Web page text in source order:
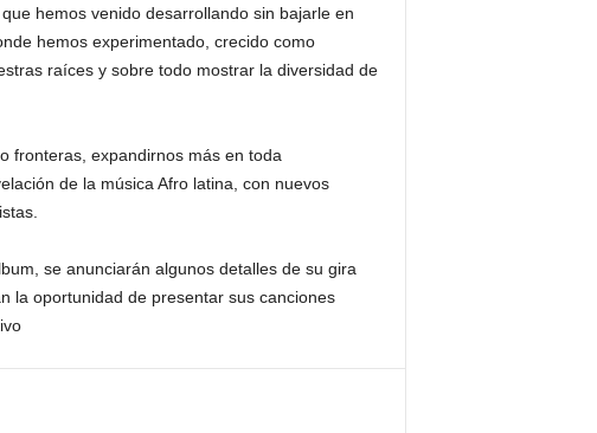
hemos venido desarrollando sin bajarle en
hemos experimentado, crecido como
raíces y sobre todo mostrar la diversidad de
fronteras, expandirnos más en toda
de la música Afro latina, con nuevos
se anunciarán algunos detalles de su gira
la oportunidad de presentar sus canciones